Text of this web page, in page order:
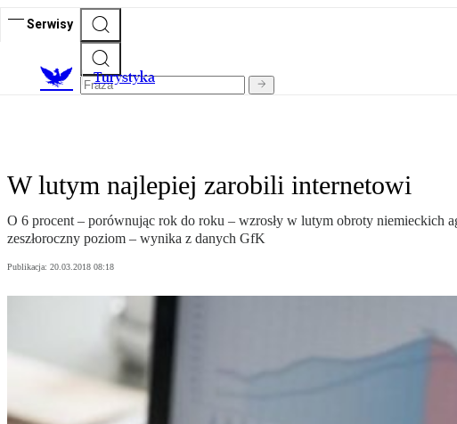
Serwisy
Turystyka
W lutym najlepiej zarobili internetowi
O 6 procent – porównując rok do roku – wzrosły w lutym obroty niemieckich
zeszłoroczny poziom – wynika z danych GfK
Publikacja: 20.03.2018 08:18